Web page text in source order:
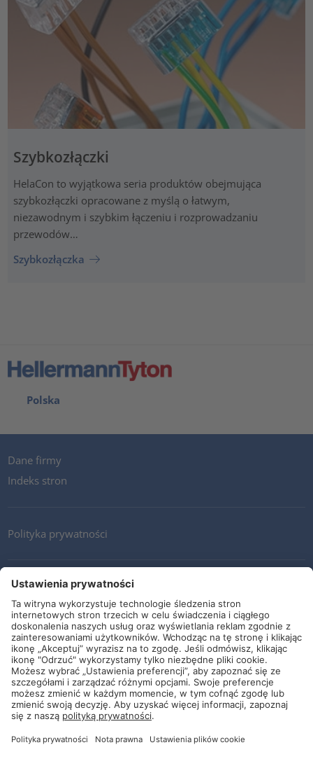
Szybkozłączki
HelaCon to wyjątkowa seria produktów obejmująca
szybkozłączki opracowane z myślą o łatwym,
niezawodnym i szybkim łączeniu i rozprowadzaniu
przewodów…
Szybkozłączka
Polska
Dane firmy
Indeks stron
Polityka prywatności
Kontakt
Newsletter
Ogólne warunki i dostawy
Wytyczne i zobowiązania
Media społecznościowe